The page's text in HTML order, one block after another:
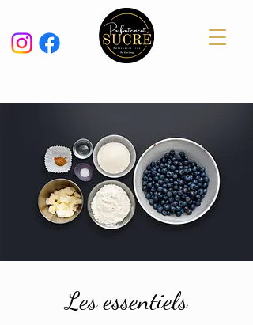
Les essentiels